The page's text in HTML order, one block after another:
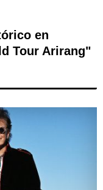
en
Tour Arirang"